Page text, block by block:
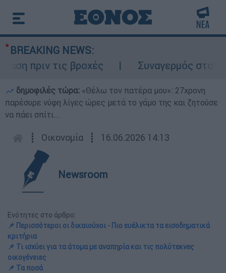
BREAKING NEWS:
τις βροχές
Συναγερμός στον
δημοφιλές τώρα: «Θέλω τον πατέρα μου»: 27χρονη
παρέσυρε νύφη λίγες ώρες μετά το γάμο της και ζητούσε
να πάει σπίτι...
┋ Οικονομία ┋ 16.06.2026 14:13
Newsroom
Ενότητες στο άρθρο:
📌 Περισσότεροι οι δικαιούχοι - Πιο ευέλικτα τα εισοδηματικά
κριτήρια
📌 Τι ισχύει για τα άτομα με αναπηρία και τις πολύτεκνες
οικογένειες
📌 Τα ποσά